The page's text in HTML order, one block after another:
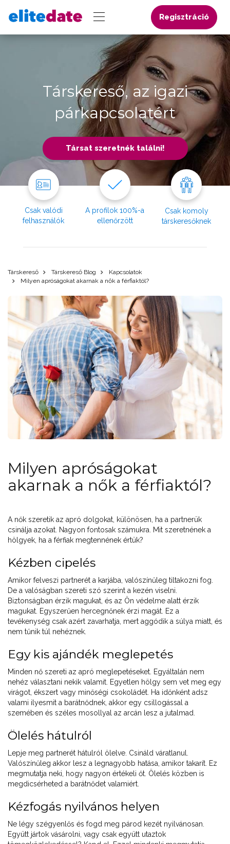
Regisztráció
Társkereső, az igazi
párkapcsolatért
Társat szeretnék találni!
Csak valódi
felhasználók
A profilok 100%-a
ellenőrzött
Csak komoly
társkeresőknek
Társkereső Társkereső Blog
Kapcsolatok
Milyen apróságokat akarnak a nők a férfiaktól?
Milyen apróságokat
akarnak a nők a férfiaktól?
A nők szeretik az apró dolgokat, különösen, ha a partnerük
csinálja azokat. Nagyon fontosak számukra. Mit szeretnének a
hölgyek, ha a férfiak megtennének értük?
Kézben cipelés
Amikor felveszi partnerét a karjába, valószínűleg tiltakozni fog.
De a valóságban szereti szó szerint a kezén viselni.
Biztonságban érzik magukat, és az Ön védelme alatt érzik
magukat. Egyszerűen hercegnőnek érzi magát. Ez a
tevékenység csak azért zavarhatja, mert aggódik a súlya miatt, és
nem tűnik túl nehéznek.
Egy kis ajándék meglepetés
Minden nő szereti az apró meglepetéseket. Egyáltalán nem
nehéz választani nekik valamit. Egyetlen hölgy sem vet meg egy
virágot, ékszert vagy minőségi csokoládét. Ha időnként adsz
valami ilyesmit a barátnődnek, akkor egy csillogással a
szemében és széles mosollyal az arcán lesz a jutalmad.
Ölelés hátulról
Lepje meg partnerét hátulról ölelve. Csináld váratlanul.
Valószínűleg akkor lesz a legnagyobb hatása, amikor takarít. Ez
megmutatja neki, hogy nagyon értékeli őt. Ölelés közben is
megdicsérheted a barátnődet valamiért.
Kézfogás nyilvános helyen
Ne légy szégyenlős és fogd meg párod kezét nyilvánosan.
Együtt jártok vásárolni, vagy csak együtt utaztok